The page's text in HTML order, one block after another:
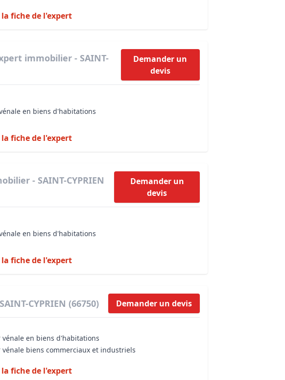
fiche de l'expert
immobilier - SAINT-
Demander un
devis
en biens d'habitations
fiche de l'expert
- SAINT-CYPRIEN
Demander un
devis
en biens d'habitations
fiche de l'expert
CYPRIEN (66750) Demander un devis
en biens d'habitations
biens commerciaux et industriels
fiche de l'expert